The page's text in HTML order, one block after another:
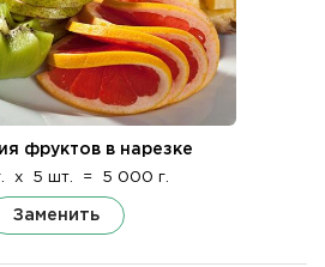
фруктов в нарезке
x 5 шт. = 5 000 г.
Заменить